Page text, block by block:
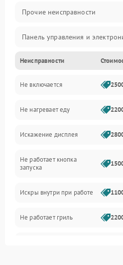
Прочие неисправности
Панель управления и
Дверца и корпус
Механика и внутренние
Механические повреждения
Питание и запуск
Нагрев и приготовление
Программное обеспечение
Неисправности
Не включается
Не нагревает еду
Искажение дисплея
Не работает кнопка
запуска
Искры внутри при работе
Не работает гриль